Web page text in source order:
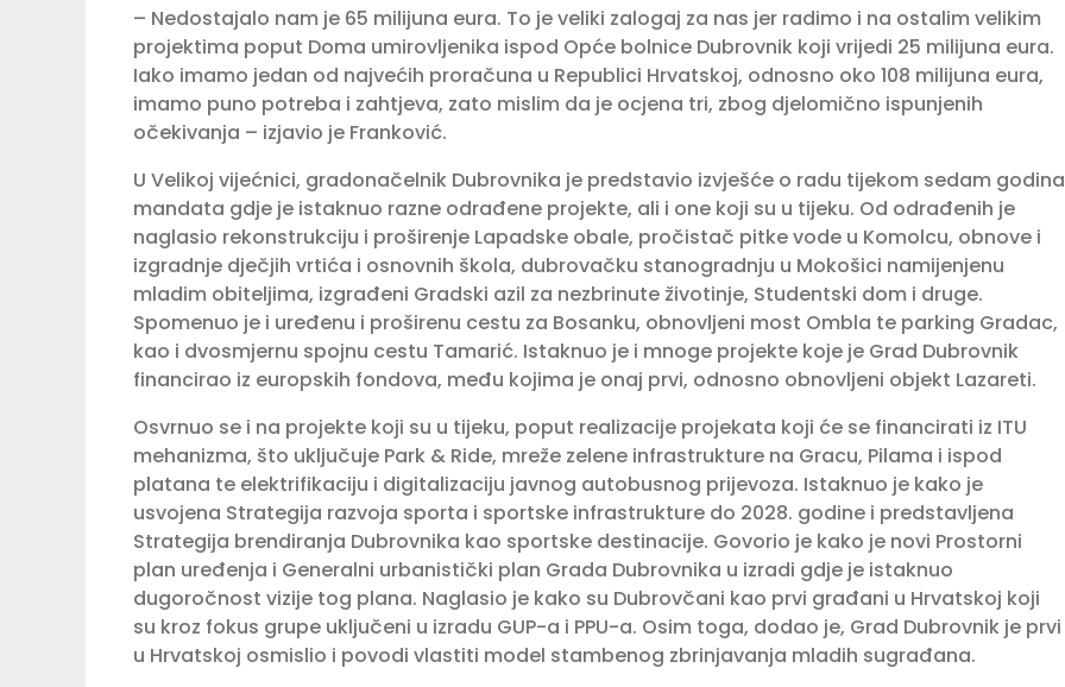
– Nedostajalo nam je 65 milijuna eura. To je veliki zalogaj za nas jer radimo i na ostalim velikim
projektima poput Doma umirovljenika ispod Opće bolnice Dubrovnik koji vrijedi 25 milijuna eura.
Iako imamo jedan od najvećih proračuna u Republici Hrvatskoj, odnosno oko 108 milijuna eura,
imamo puno potreba i zahtjeva, zato mislim da je ocjena tri, zbog djelomično ispunjenih
očekivanja – izjavio je Franković.
U Velikoj vijećnici, gradonačelnik Dubrovnika je predstavio izvješće o radu tijekom sedam godina
mandata gdje je istaknuo razne odrađene projekte, ali i one koji su u tijeku. Od odrađenih je
naglasio rekonstrukciju i proširenje Lapadske obale, pročistač pitke vode u Komolcu, obnove i
izgradnje dječjih vrtića i osnovnih škola, dubrovačku stanogradnju u Mokošici namijenjenu
mladim obiteljima, izgrađeni Gradski azil za nezbrinute životinje, Studentski dom i druge.
Spomenuo je i uređenu i proširenu cestu za Bosanku, obnovljeni most Ombla te parking Gradac,
kao i dvosmjernu spojnu cestu Tamarić. Istaknuo je i mnoge projekte koje je Grad Dubrovnik
financirao iz europskih fondova, među kojima je onaj prvi, odnosno obnovljeni objekt Lazareti.
Osvrnuo se i na projekte koji su u tijeku, poput realizacije projekata koji će se financirati iz ITU
mehanizma, što uključuje Park & Ride, mreže zelene infrastrukture na Gracu, Pilama i ispod
platana te elektrifikaciju i digitalizaciju javnog autobusnog prijevoza. Istaknuo je kako je
usvojena Strategija razvoja sporta i sportske infrastrukture do 2028. godine i predstavljena
Strategija brendiranja Dubrovnika kao sportske destinacije. Govorio je kako je novi Prostorni
plan uređenja i Generalni urbanistički plan Grada Dubrovnika u izradi gdje je istaknuo
dugoročnost vizije tog plana. Naglasio je kako su Dubrovčani kao prvi građani u Hrvatskoj koji
su kroz fokus grupe uključeni u izradu GUP-a i PPU-a. Osim toga, dodao je, Grad Dubrovnik je prvi
u Hrvatskoj osmislio i povodi vlastiti model stambenog zbrinjavanja mladih sugrađana.